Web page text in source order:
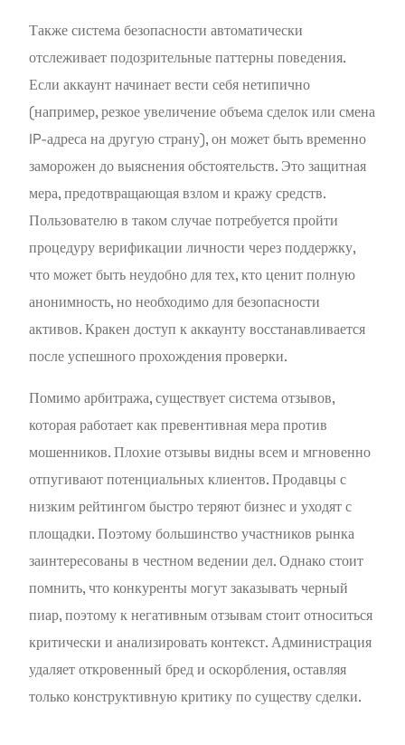
Также система безопасности автоматически
отслеживает подозрительные паттерны поведения.
Если аккаунт начинает вести себя нетипично
(например, резкое увеличение объема сделок или смена
IP-адреса на другую страну), он может быть временно
заморожен до выяснения обстоятельств. Это защитная
мера, предотвращающая взлом и кражу средств.
Пользователю в таком случае потребуется пройти
процедуру верификации личности через поддержку,
что может быть неудобно для тех, кто ценит полную
анонимность, но необходимо для безопасности
активов. Кракен доступ к аккаунту восстанавливается
после успешного прохождения проверки.
Помимо арбитража, существует система отзывов,
которая работает как превентивная мера против
мошенников. Плохие отзывы видны всем и мгновенно
отпугивают потенциальных клиентов. Продавцы с
низким рейтингом быстро теряют бизнес и уходят с
площадки. Поэтому большинство участников рынка
заинтересованы в честном ведении дел. Однако стоит
помнить, что конкуренты могут заказывать черный
пиар, поэтому к негативным отзывам стоит относиться
критически и анализировать контекст. Администрация
удаляет откровенный бред и оскорбления, оставляя
только конструктивную критику по существу сделки.